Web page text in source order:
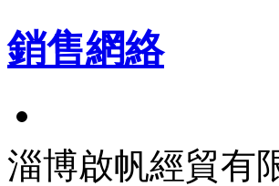
銷售網絡
淄博啟帆經貿有